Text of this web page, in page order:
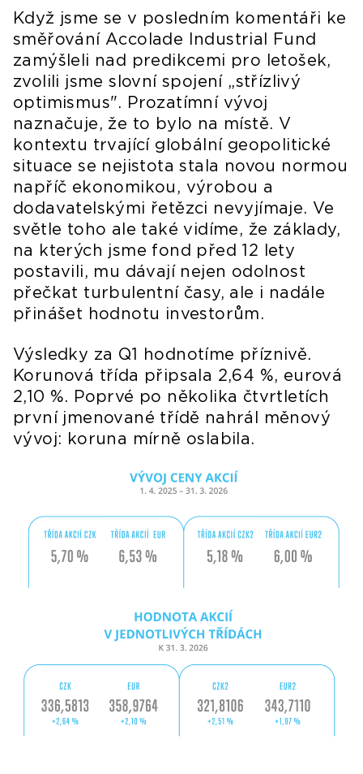
Když jsme se v posledním komentáři ke
směřování Accolade Industrial Fund
zamýšleli nad predikcemi pro letošek,
zvolili jsme slovní spojení „střízlivý
optimismus". Prozatímní vývoj
naznačuje, že to bylo na místě. V
kontextu trvající globální geopolitické
situace se nejistota stala novou normou
napříč ekonomikou, výrobou a
dodavatelskými řetězci nevyjímaje. Ve
světle toho ale také vidíme, že základy,
na kterých jsme fond před 12 lety
postavili, mu dávají nejen odolnost
přečkat turbulentní časy, ale i nadále
přinášet hodnotu investorům.
Výsledky za Q1 hodnotíme příznivě.
Korunová třída připsala 2,64 %, eurová
2,10 %. Poprvé po několika čtvrtletích
první jmenované třídě nahrál měnový
vývoj: koruna mírně oslabila.